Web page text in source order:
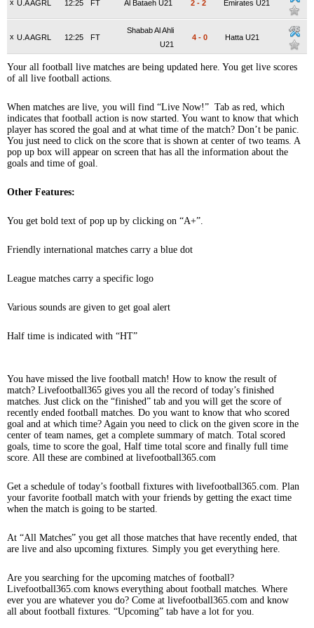
x U.A AGRL FT
12:25 Al Bataeh U21 2 - 2 Emirates U21
x U.A AGRL FT
12:25
Shabab Al Ahli
U21
4 - 0 Hatta U21
Your all football live matches are being updated here. You get live scores
of all live football actions.
When matches are live, you will find “Live Now!” Tab as red, which
indicates that football action is now started. You want to know that which
player has scored the goal and at what time of the match? Don’t be panic.
You just need to click on the score that is shown at center of two teams. A
pop up box will appear on screen that has all the information about the
goals and time of goal.
Other Features:
You get bold text of pop up by clicking on “A+”.
Friendly international matches carry a blue dot
League matches carry a specific logo
Various sounds are given to get goal alert
Half time is indicated with “HT”
You have missed the live football match! How to know the result of
match? Livefootball365 gives you all the record of today’s finished
matches. Just click on the “finished” tab and you will get the score of
recently ended football matches. Do you want to know that who scored
goal and at which time? Again you need to click on the given score in the
center of team names, get a complete summary of match. Total scored
goals, time to score the goal, Half time total score and finally full time
score. All these are combined at livefootball365.com
Get a schedule of today’s football fixtures with livefootball365.com. Plan
your favorite football match with your friends by getting the exact time
when the match is going to be started.
At “All Matches” you get all those matches that have recently ended, that
are live and also upcoming fixtures. Simply you get everything here.
Are you searching for the upcoming matches of football?
Livefootball365.com knows everything about football matches. Where
ever you are whatever you do? Come at livefootball365.com and know
all about football fixtures. “Upcoming” tab have a lot for you.